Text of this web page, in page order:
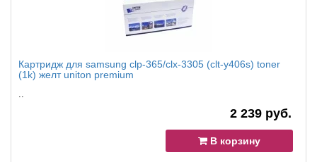
Картридж для samsung clp-365/clx-3305 (clt-y406s) toner
(1k) желт uniton premium
..
2 239 руб.
В корзину